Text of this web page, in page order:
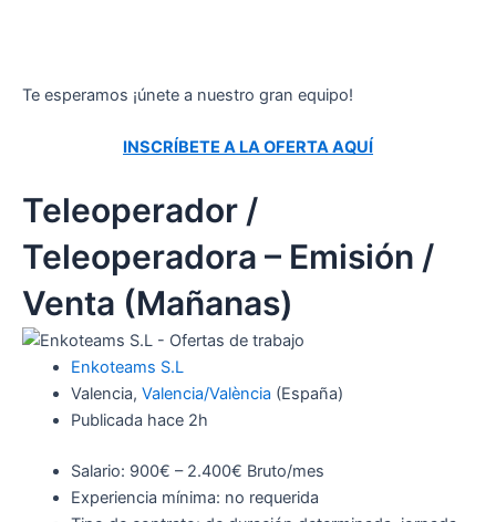
Te esperamos ¡únete a nuestro gran equipo!
INSCRÍBETE A LA OFERTA AQUÍ
Teleoperador /
Teleoperadora – Emisión /
Venta (Mañanas)
Enkoteams S.L
Valencia, Valencia/València (España)
Publicada hace 2h
Salario: 900€ – 2.400€ Bruto/mes
Experiencia mínima: no requerida